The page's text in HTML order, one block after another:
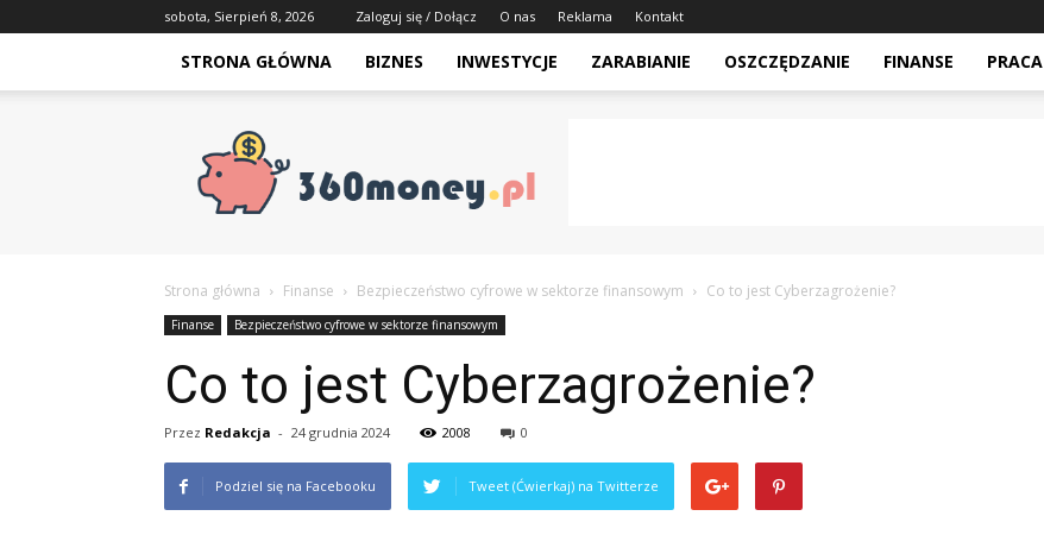
sobota, Sierpień 8, 2026 Zaloguj się / Dołącz O nas Reklama Kontakt
STRONA GŁÓWNA BIZNES INWESTYCJE ZARABIANIE OSZCZĘDZANIE FINANSE PRACA
Strona główna Finanse Bezpieczeństwo cyfrowe w sektorze finansowym Co to jest Cyberzagrożenie?
Finanse Bezpieczeństwo cyfrowe w sektorze finansowym
Co to jest Cyberzagrożenie?
Przez Redakcja - 24 grudnia 2024 2008 0
Podziel się na Facebooku Tweet (Ćwierkaj) na Twitterze